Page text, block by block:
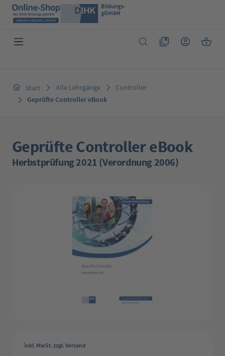
Zum Hauptinhalt springen
Du hast 0 Produkte
Start Alle Lehrgänge
Controller
Geprüfte Controller eBook
Geprüfte Controller eBook
Herbstprüfung 2021 (Verordnung 2006)
inkl. MwSt. zzgl. Versand